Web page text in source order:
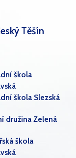
Těšín
škola
škola Slezská
družina Zelená
škola